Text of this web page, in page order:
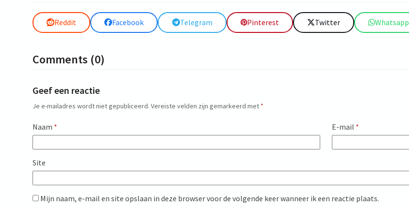
Reddit Facebook Telegram Pinterest Twitter Whatsapp
Comments (0)
Geef een reactie
Je e-mailadres wordt niet gepubliceerd. Vereiste velden zijn gemarkeerd met *
Naam * E-mail *
Site
Mijn naam, e-mail en site opslaan in deze browser voor de volgende keer wanneer ik een reactie plaats.